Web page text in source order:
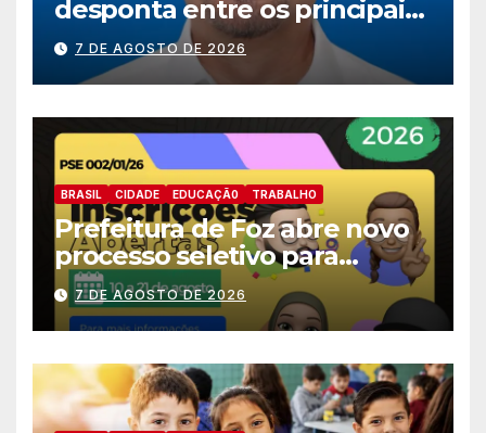
desponta entre os principais
nomes do União Brasil para
deputado estadual
7 DE AGOSTO DE 2026
BRASIL CIDADE EDUCAÇÃ0 TRABALHO
Prefeitura de Foz abre novo
processo seletivo para
estagiários
7 DE AGOSTO DE 2026